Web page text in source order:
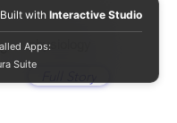
physiology
Built with Interactive Studio
Apps:
Suite